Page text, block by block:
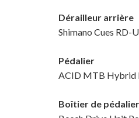
Dérailleur arrière
Shimano Cues RD-
Pédalier
ACID MTB Hybrid
Boîtier de